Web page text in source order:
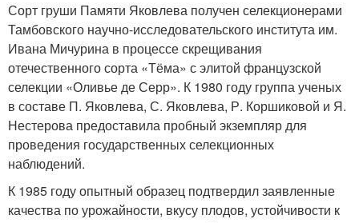
Сорт груши Памяти Яковлева получен селекционерами
Тамбовского научно-исследовательского института им.
Ивана Мичурина в процессе скрещивания
отечественного сорта «Тёма» с элитой французской
селекции «Оливье де Серр». К 1980 году группа ученых
в составе П. Яковлева, С. Яковлева, Р. Коршиковой и Я.
Нестерова предоставила пробный экземпляр для
проведения государственных селекционных
наблюдений.
К 1985 году опытный образец подтвердил заявленные
качества по урожайности, вкусу плодов, устойчивости к